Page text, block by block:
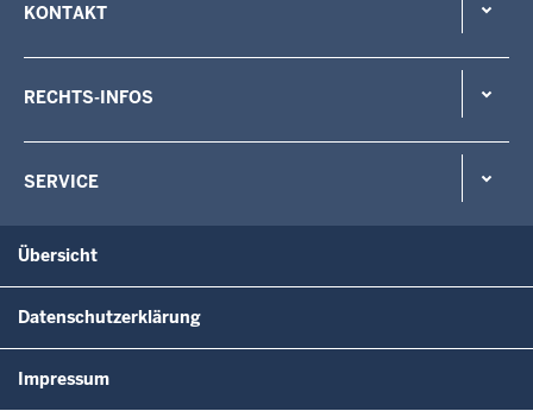
KONTAKT
RECHTS-INFOS
SERVICE
Übersicht
Datenschutzerklärung
Impressum